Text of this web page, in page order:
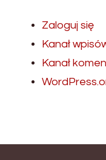
Zaloguj się
Kanał
Kanał